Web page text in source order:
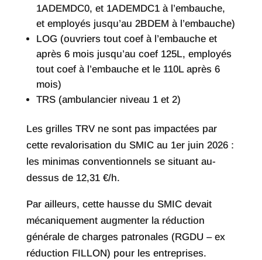
1ADEMDC0, et 1ADEMDC1 à l’embauche,
et employés jusqu’au 2BDEM à l’embauche)
LOG (ouvriers tout coef à l’embauche et
après 6 mois jusqu’au coef 125L, employés
tout coef à l’embauche et le 110L après 6
mois)
TRS (ambulancier niveau 1 et 2)
Les grilles TRV ne sont pas impactées par
cette revalorisation du SMIC au 1er juin 2026 :
les minimas conventionnels se situant au-
dessus de 12,31 €/h.
Par ailleurs, cette hausse du SMIC devait
mécaniquement augmenter la réduction
générale de charges patronales (RGDU – ex
réduction FILLON) pour les entreprises.